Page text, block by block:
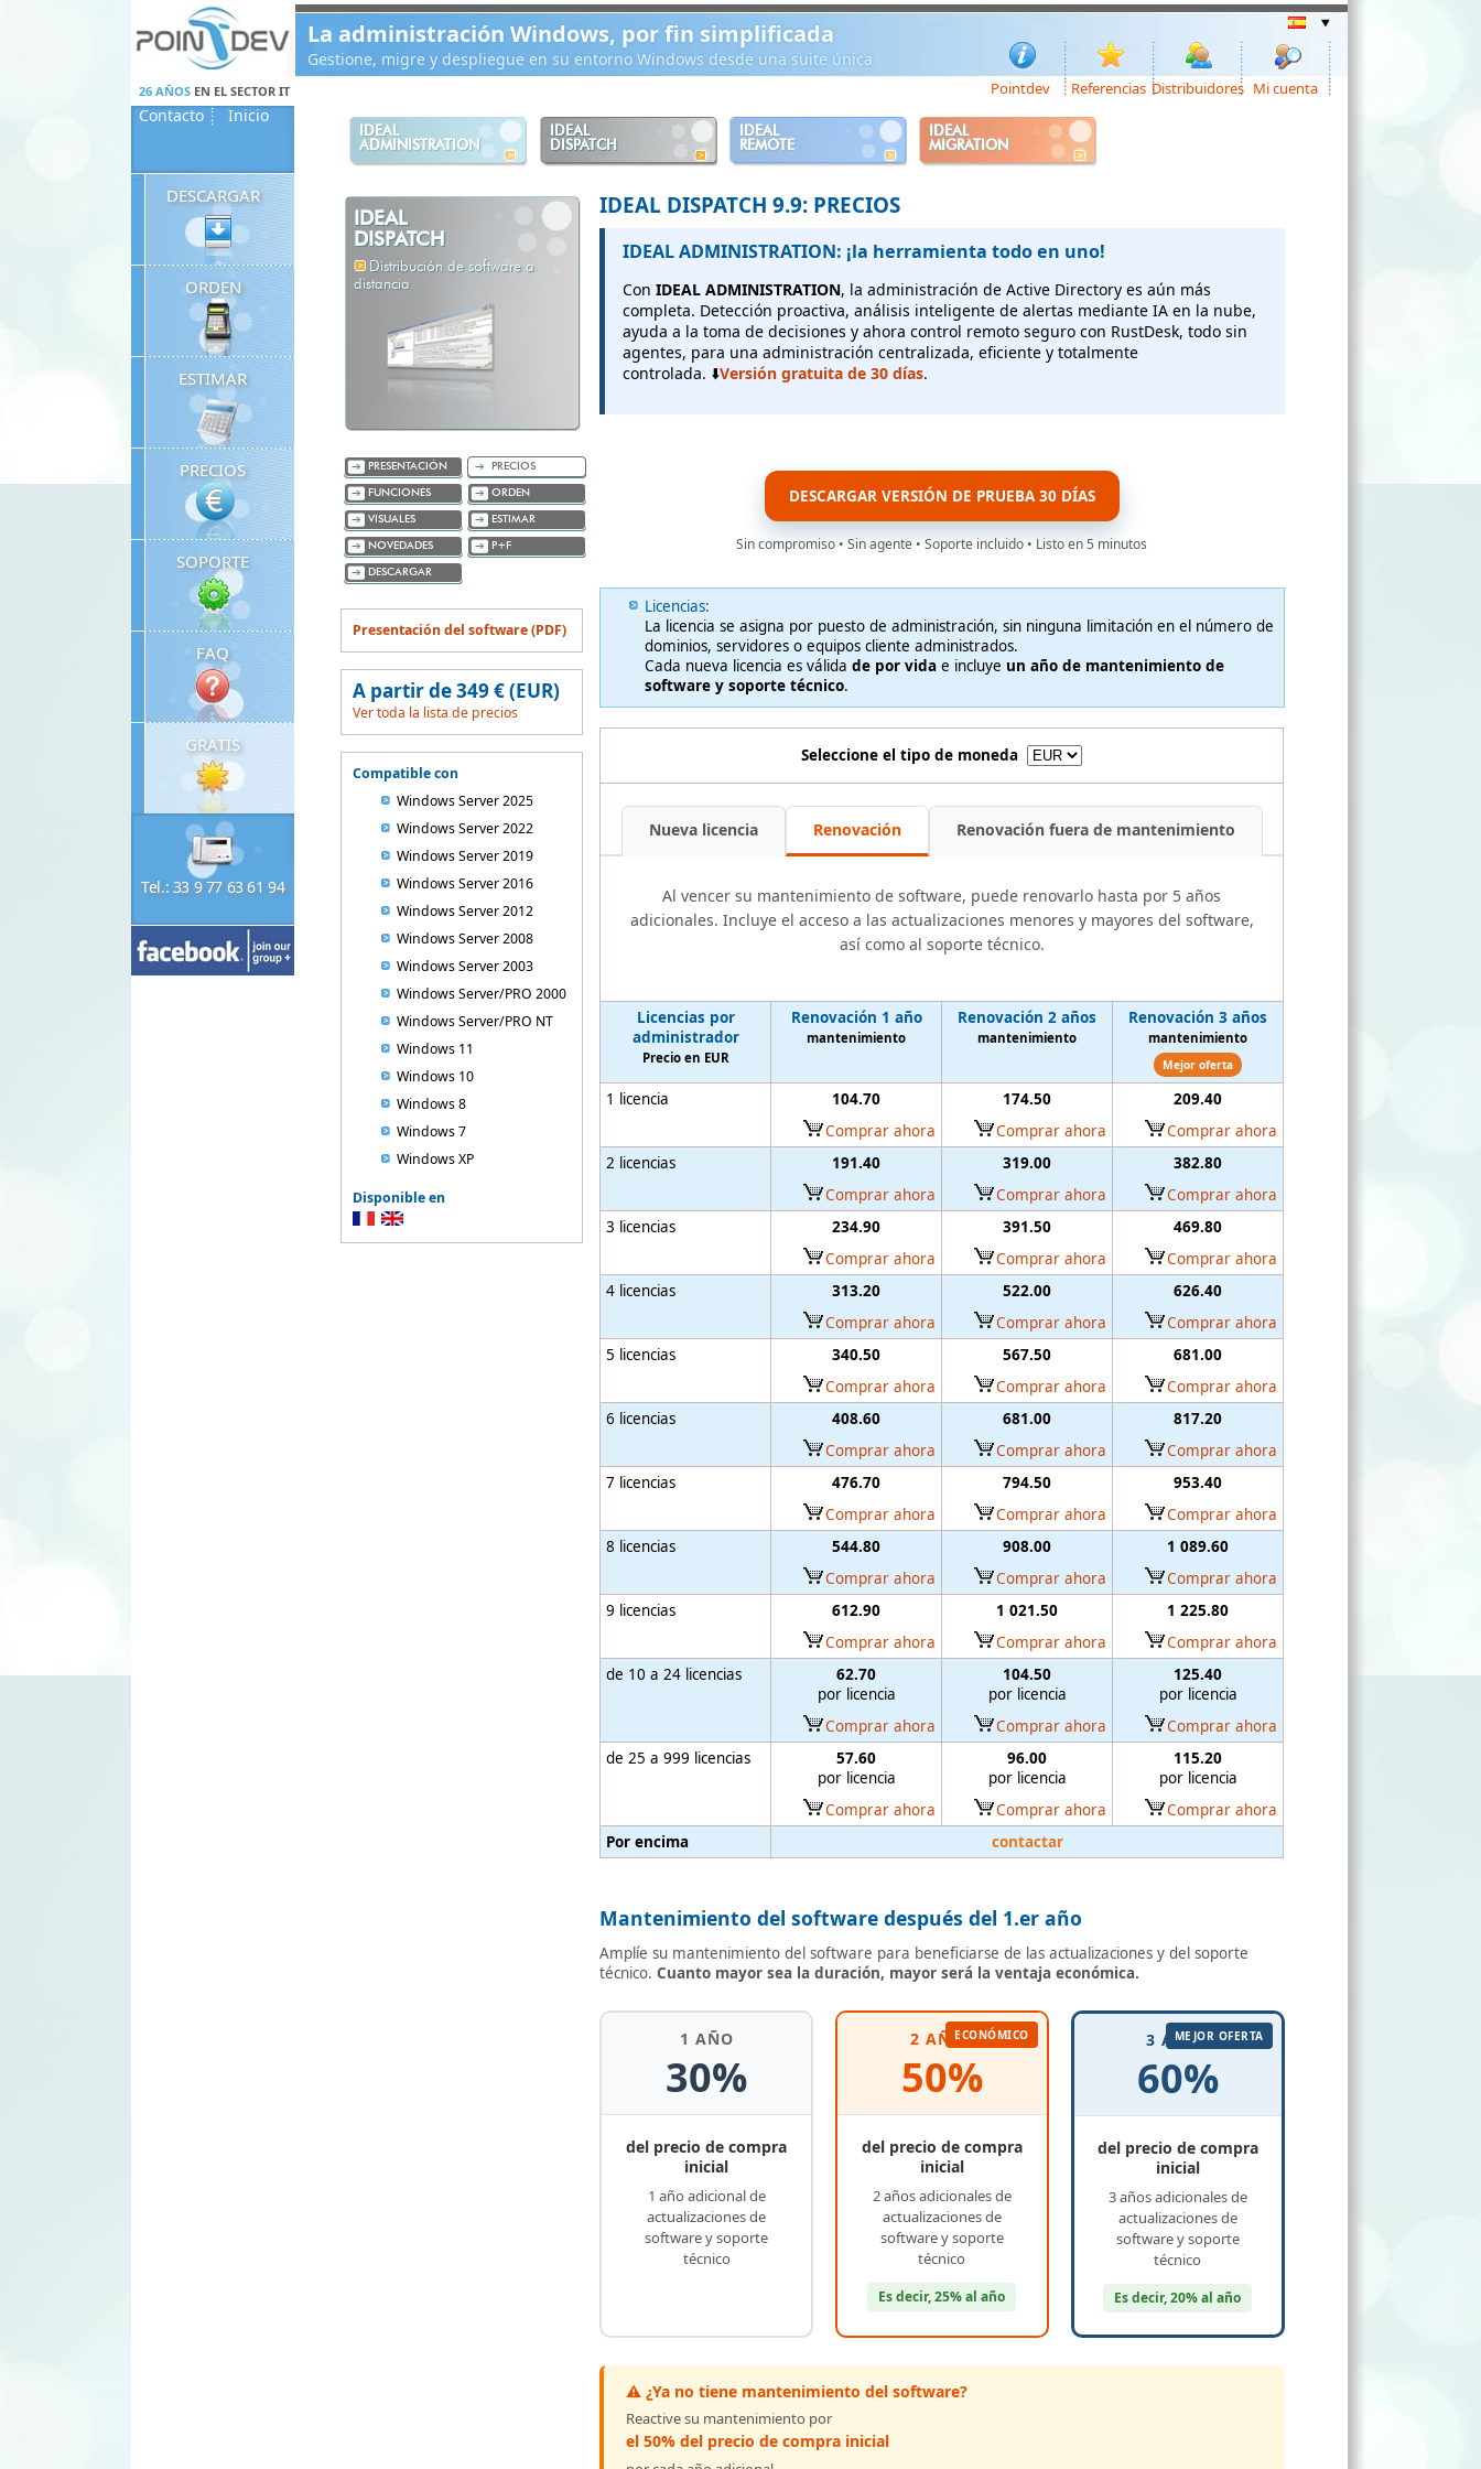
La administración Windows, por fin simplificada
Gestione, migre y despliegue en su entorno Windows desde una suite única
26 AÑOSEN EL SECTOR IT Pointdev Referencias Distribuidores Mi cuenta
Contacto Inicio
IDEAL
ADMINISTRATION
IDEAL
DISPATCH
IDEAL
REMOTE
IDEAL
MIGRATION
DESCARGAR
ORDEN
ESTIMAR
PRECIOS
SOPORTE
FAQ
GRATIS
Tel.: 33 9 77 63 61 94
IDEAL
DISPATCH
Distribución de software a
distancia
PRESENTACIÓN
FUNCIONES
VISUALES
NOVEDADES
DESCARGAR
PRECIOS
ORDEN
ESTIMAR
P+F
Presentación del software (PDF)
A partir de 349 € (EUR)
Ver toda la lista de precios
Compatible con
Windows Server 2025
Windows Server 2022
Windows Server 2019
Windows Server 2016
Windows Server 2012
Windows Server 2008
Windows Server 2003
Windows Server/PRO 2000
Windows Server/PRO NT
Windows 11
Windows 10
Windows 8
Windows 7
Windows XP
Disponible en
IDEAL DISPATCH 9.9: PRECIOS
IDEAL ADMINISTRATION: ¡la herramienta todo en uno!
ConIDEAL ADMINISTRATION, la administración de Active Directory es aún más
completa. Detección proactiva, análisis inteligente de alertas mediante IA en la nube,
ayuda a la toma de decisiones y ahora control remoto seguro con RustDesk, todo sin
agentes, para una administración centralizada, eficiente y totalmente
controlada. ⬇️Versión gratuita de 30 días.
DESCARGAR VERSIÓN DE PRUEBA 30 DÍAS
Sin compromiso • Sin agente • Soporte incluido • Listo en 5 minutos
Licencias:
La licencia se asigna por puesto de administración, sin ninguna limitación en el número de
dominios, servidores o equipos cliente administrados.
Cada nueva licencia es válidade por vida e incluye un año de mantenimiento de
software y soporte técnico.
Seleccione el tipo de moneda
Nueva licencia Renovación Renovación fuera de mantenimiento
Al vencer su mantenimiento de software, puede renovarlo hasta por 5 años
adicionales. Incluye el acceso a las actualizaciones menores y mayores del software,
así como al soporte técnico.
Licencias por
administrador
Precio en EUR
Renovación 1 año
mantenimiento
Renovación 2 años
mantenimiento
Renovación 3 años
mantenimiento
Mejor oferta
1 licencia
104.70
Comprar ahora
174.50
Comprar ahora
209.40
Comprar ahora
2 licencias
191.40
Comprar ahora
319.00
Comprar ahora
382.80
Comprar ahora
3 licencias
234.90
Comprar ahora
391.50
Comprar ahora
469.80
Comprar ahora
4 licencias
313.20
Comprar ahora
522.00
Comprar ahora
626.40
Comprar ahora
5 licencias
340.50
Comprar ahora
567.50
Comprar ahora
681.00
Comprar ahora
6 licencias
408.60
Comprar ahora
681.00
Comprar ahora
817.20
Comprar ahora
7 licencias
476.70
Comprar ahora
794.50
Comprar ahora
953.40
Comprar ahora
8 licencias
544.80
Comprar ahora
908.00
Comprar ahora
1 089.60
Comprar ahora
9 licencias
612.90
Comprar ahora
1 021.50
Comprar ahora
1 225.80
Comprar ahora
de 10 a 24 licencias
62.70
por licencia
Comprar ahora
104.50
por licencia
Comprar ahora
125.40
por licencia
Comprar ahora
de 25 a 999 licencias
57.60
por licencia
Comprar ahora
96.00
por licencia
Comprar ahora
115.20
por licencia
Comprar ahora
Por encima
contactar
Mantenimiento del software después del 1.er año
Amplíe su mantenimiento del software para beneficiarse de las actualizaciones y del soporte
técnico.Cuanto mayor sea la duración, mayor será la ventaja económica.
1 AÑO
30%
del precio de compra
inicial
1 año adicional de
actualizaciones de
software y soporte
técnico
2 AÑOS
50%
ECONÓMICO
del precio de compra
inicial
2 años adicionales de
actualizaciones de
software y soporte
técnico
Es decir, 25% al año
3 AÑOS
60%
MEJOR OFERTA
del precio de compra
inicial
3 años adicionales de
actualizaciones de
software y soporte
técnico
Es decir, 20% al año
⚠️ ¿Ya no tiene mantenimiento del software?
Reactive su mantenimiento por
el 50% del precio de compra inicial
Panneau de gestion des cookies